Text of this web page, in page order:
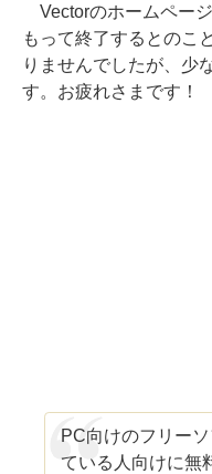
Vectorのホームペー
もって終了するとのこ
りませんでしたが、少
す。お疲れさまです！
PC向けのフリー
ている人向けに無